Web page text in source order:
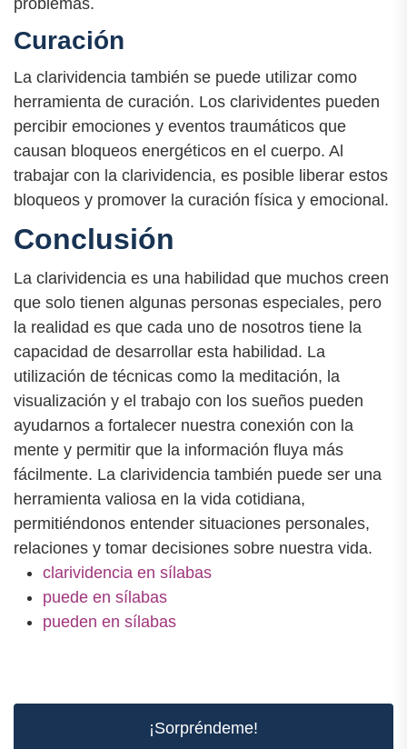
problemas.
Curación
La clarividencia también se puede utilizar como
herramienta de curación. Los clarividentes pueden
percibir emociones y eventos traumáticos que
causan bloqueos energéticos en el cuerpo. Al
trabajar con la clarividencia, es posible liberar estos
bloqueos y promover la curación física y emocional.
Conclusión
La clarividencia es una habilidad que muchos creen
que solo tienen algunas personas especiales, pero
la realidad es que cada uno de nosotros tiene la
capacidad de desarrollar esta habilidad. La
utilización de técnicas como la meditación, la
visualización y el trabajo con los sueños pueden
ayudarnos a fortalecer nuestra conexión con la
mente y permitir que la información fluya más
fácilmente. La clarividencia también puede ser una
herramienta valiosa en la vida cotidiana,
permitiéndonos entender situaciones personales,
relaciones y tomar decisiones sobre nuestra vida.
clarividencia en sílabas
puede en sílabas
pueden en sílabas
¡Sorpréndeme!